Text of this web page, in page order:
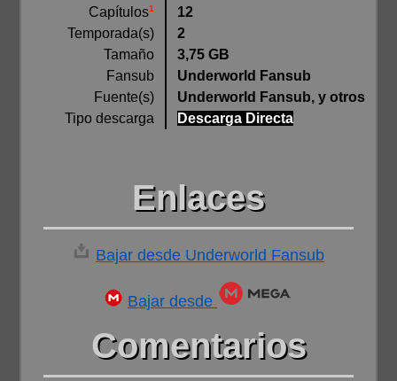
Capítulos1
12
Temporada(s)
2
Tamaño
3,75 GB
Fansub
Underworld Fansub
Fuente(s)
Underworld Fansub, y otros
Tipo descarga
Descarga Directa
Enlaces
Bajar desde Underworld Fansub
Bajar desde
Comentarios